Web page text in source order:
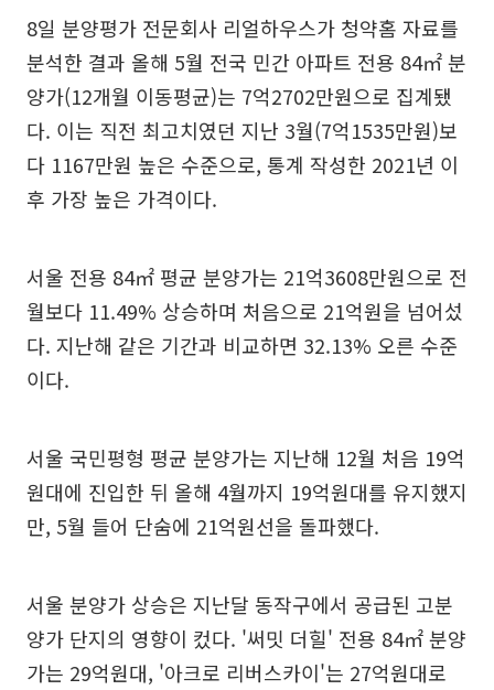
8일 분양평가 전문회사 리얼하우스가 청약홈 자료를
분석한 결과 올해 5월 전국 민간 아파트 전용 84㎡ 분
양가(12개월 이동평균)는 7억2702만원으로 집계됐
다. 이는 직전 최고치였던 지난 3월(7억1535만원)보
다 1167만원 높은 수준으로, 통계 작성한 2021년 이
후 가장 높은 가격이다.
서울 전용 84㎡ 평균 분양가는 21억3608만원으로 전
월보다 11.49% 상승하며 처음으로 21억원을 넘어섰
다. 지난해 같은 기간과 비교하면 32.13% 오른 수준
이다.
서울 국민평형 평균 분양가는 지난해 12월 처음 19억
원대에 진입한 뒤 올해 4월까지 19억원대를 유지했지
만, 5월 들어 단숨에 21억원선을 돌파했다.
서울 분양가 상승은 지난달 동작구에서 공급된 고분
양가 단지의 영향이 컸다. '써밋 더힐' 전용 84㎡ 분양
가는 29억원대, '아크로 리버스카이'는 27억원대로